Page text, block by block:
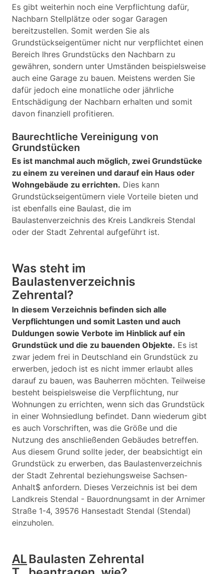
Es gibt weiterhin noch eine Verpflichtung dafür,
Nachbarn Stellplätze oder sogar Garagen
bereitzustellen. Somit werden Sie als
Grundstückseigentümer nicht nur verpflichtet einen
Bereich Ihres Grundstücks den Nachbarn zu
gewähren, sondern unter Umständen beispielsweise
auch eine Garage zu bauen. Meistens werden Sie
dafür jedoch eine monatliche oder jährliche
Entschädigung der Nachbarn erhalten und somit
davon finanziell profitieren.
Baurechtliche Vereinigung von
Grundstücken
Es ist manchmal auch möglich, zwei Grundstücke
zu einem zu vereinen und darauf ein Haus oder
Wohngebäude zu errichten. Dies kann
Grundstückseigentümern viele Vorteile bieten und
ist ebenfalls eine Baulast, die im
Baulastenverzeichnis des Kreis Landkreis Stendal
oder der Stadt Zehrental aufgeführt ist.
Was steht im
Baulastenverzeichnis
Zehrental?
In diesem Verzeichnis befinden sich alle
Verpflichtungen und somit Lasten und auch
Duldungen sowie Verbote im Hinblick auf ein
Grundstück und die zu bauenden Objekte. Es ist
zwar jedem frei in Deutschland ein Grundstück zu
erwerben, jedoch ist es nicht immer erlaubt alles
darauf zu bauen, was Bauherren möchten. Teilweise
besteht beispielsweise die Verpflichtung, nur
Wohnungen zu errichten, wenn sich das Grundstück
in einer Wohnsiedlung befindet. Dann wiederum gibt
es auch Vorschriften, was die Größe und die
Nutzung des anschließenden Gebäudes betreffen.
Aus diesem Grund sollte jeder, der beabsichtigt ein
Grundstück zu erwerben, das Baulastenverzeichnis
der Stadt Zehrental beziehungsweise Sachsen-
Anhalt$ anfordern. Dieses Verzeichnis ist bei dem
Landkreis Stendal - Bauordnungsamt in der Arnimer
Straße 1-4, 39576 Hansestadt Stendal (Stendal)
einzuholen.
ALBaulasten Zehrental